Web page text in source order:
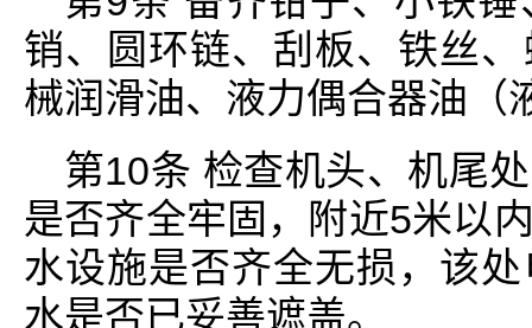
销、圆环链、刮板、铁丝
械润滑油、液力偶合器油（
第10条 检查机头、机尾
是否齐全牢固，附近5米以
水设施是否齐全无损，该
水是否已妥善遮盖。